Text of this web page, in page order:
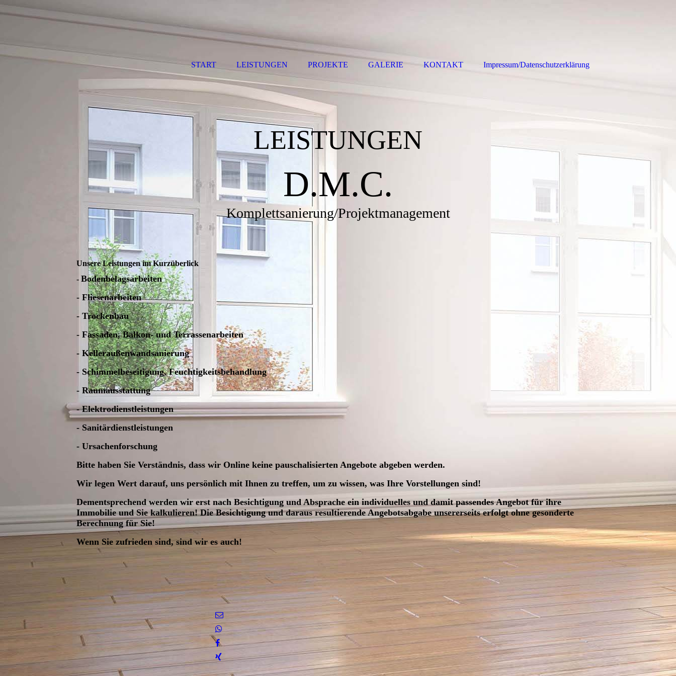
LEISTUNGEN
D.M.C.
Komplettsanierung/Projektmanagement
Unsere Leistungen im Kurzüberlick
- Bodenbelagsarbeiten
- Fliesenarbeiten
- Trockenbau
- Fassaden, Balkon- und Terrassenarbeiten
- Kelleraußenwandsanierung
- Schimmelbeseitigung, Feuchtigkeitsbehandlung
- Raumausstattung
- Elektrodienstleistungen
- Sanitärdienstleistungen
- Ursachenforschung
Bitte haben Sie Verständnis, dass wir Online keine pauschalisierten Angebote abgeben werden.
Wir legen Wert darauf, uns persönlich mit Ihnen zu treffen, um zu wissen, was Ihre Vorstellungen sind!
Dementsprechend werden wir erst nach Besichtigung und Absprache ein individuelles und damit passendes Angebot für ihre
Immobilie und Sie kalkulieren! Die Besichtigung und daraus resultierende Angebotsabgabe unsererseits erfolgt ohne gesonderte
Berechnung für Sie!
Wenn Sie zufrieden sind, sind wir es auch!
START LEISTUNGEN PROJEKTE GALERIE KONTAKT Impressum/Datenschutzerklärung